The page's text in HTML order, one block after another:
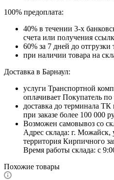
100% предоплата:
40% в течении 3-х
счета или получения
60% за 7 дней до отгрузки
при наличии товара на
Доставка в Барнаул:
услуги Транспортной
оплачивает Покупатель
доставка до терминала
при заказе более 100 000
Возможен самовывоз со
Адрес склада: г.
территория Кирпичного
Время работы склада: с
Похожие товары